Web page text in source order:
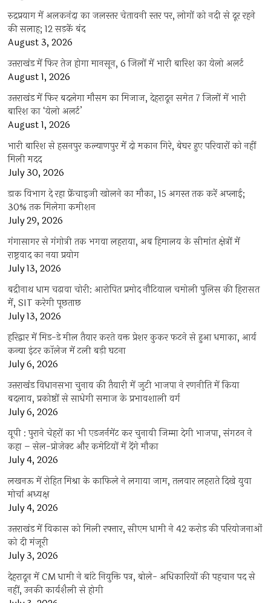
रुद्रप्रयाग में अलकनंदा का जलस्तर चेतावनी स्तर पर, लोगों को नदी से दूर रहने
की सलाह; 12 सड़कें बंद
August 3, 2026
उत्तराखंड में फिर तेज होगा मानसून, 6 जिलों में भारी बारिश का येलो अलर्ट
August 1, 2026
उत्तराखंड में फिर बदलेगा मौसम का मिजाज, देहरादून समेत 7 जिलों में भारी
बारिश का ‘येलो अलर्ट’
August 1, 2026
भारी बारिश से हसनपुर कल्याणपुर में दो मकान गिरे, बेघर हुए परिवारों को नहीं
मिली मदद
July 30, 2026
डाक विभाग दे रहा फ्रेंचाइजी खोलने का मौका, 15 अगस्त तक करें अप्लाई;
30% तक मिलेगा कमीशन
July 29, 2026
गंगासागर से गंगोत्री तक भगवा लहराया, अब हिमालय के सीमांत क्षेत्रों में
राष्ट्रवाद का नया प्रयोग
July 13, 2026
बद्रीनाथ धाम चढ़ावा चोरी: आरोपित प्रमोद नौटियाल चमोली पुलिस की हिरासत
में, SIT करेगी पूछताछ
July 13, 2026
हरिद्वार में मिड-डे मील तैयार करते वक्त प्रेशर कुकर फटने से हुआ धमाका, आर्य
कन्या इंटर कॉलेज में टली बड़ी घटना
July 6, 2026
उत्तराखंंड विधानसभा चुनाव की तैयारी में जुटी भाजपा ने रणनीति में किया
बदलाव, प्रकोष्ठों से साधेगी समाज के प्रभावशाली वर्ग
July 6, 2026
यूपी : पुराने चेहरों का भी एडजर्नमेंट कर चुनावी जिम्मा देगी भाजपा, संगठन ने
कहा – सेल-प्रोजेक्ट और कमेटियों में देंगे मौका
July 4, 2026
लखनऊ में रोहित मिश्रा के काफिले ने लगाया जाम, तलवार लहराते दिखे युवा
मोर्चा अध्यक्ष
July 4, 2026
उत्तराखंड में विकास को मिली रफ्तार, सीएम धामी ने 42 करोड़ की परियोजनाओं
को दी मंजूरी
July 3, 2026
देहरादून में CM धामी ने बांटे नियुक्ति पत्र, बोले- अधिकारियों की पहचान पद से
नहीं, उनकी कार्यशैली से होगी